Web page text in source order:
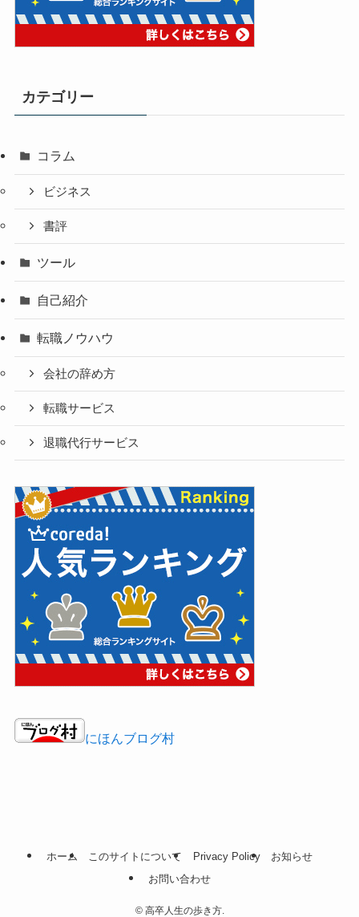
カテゴリー
コラム
ビジネス
書評
ツール
自己紹介
転職ノウハウ
会社の辞め方
転職サービス
退職代行サービス
にほんブログ村
ホーム このサイトについて Privacy Policy
お知らせ
お問い合わせ
©高卒人生の歩き方.